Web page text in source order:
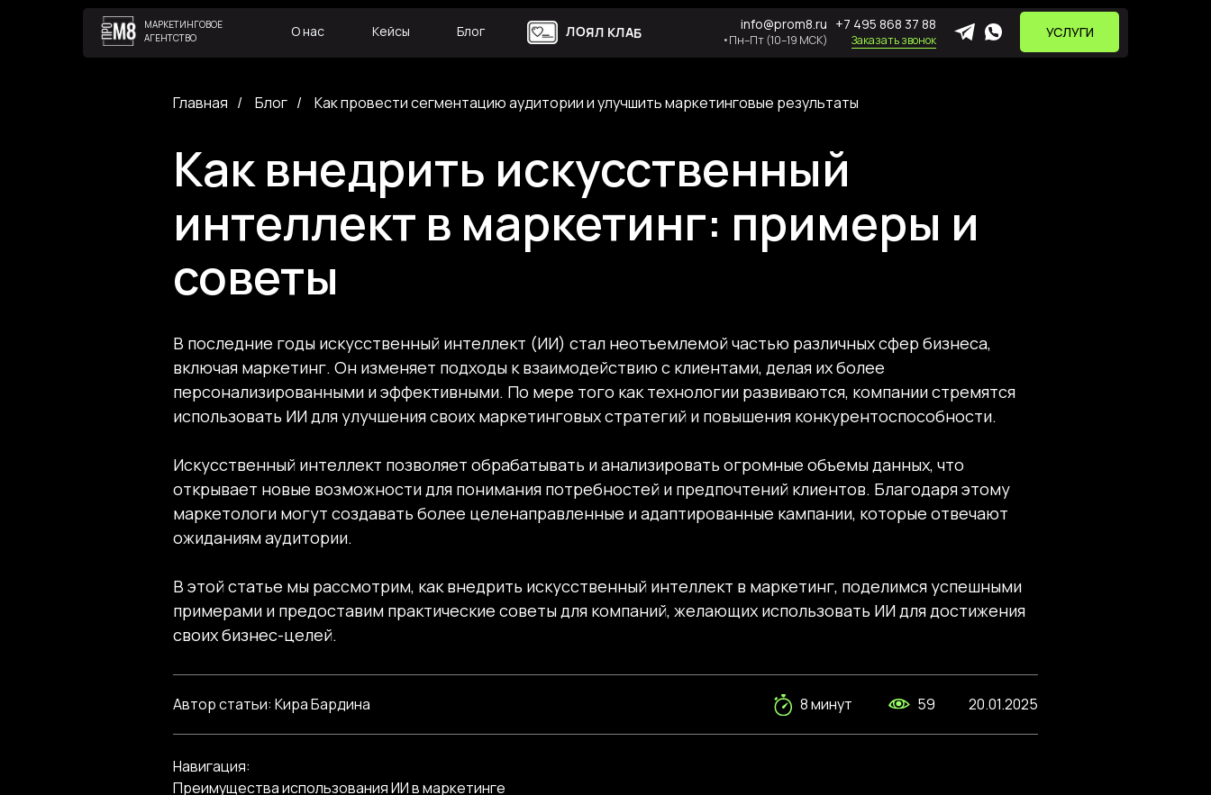
МАРКЕТИНГОВОЕ
АГЕНТСТВО
О нас Кейсы Блог ЛОЯЛ КЛАБ +7 495 868 37 88
Заказать звонок
info@prom8.ru
•Пн–Пт (10–19 МСК) УСЛУГИ
Главная / Блог / Как провести сегментацию аудитории и улучшить маркетинговые результаты
Как внедрить искусственный
интеллект в маркетинг: примеры и
советы
В последние годы искусственный интеллект (ИИ) стал неотъемлемой частью различных сфер бизнеса,
включая маркетинг. Он изменяет подходы к взаимодействию с клиентами, делая их более
персонализированными и эффективными. По мере того как технологии развиваются, компании стремятся
использовать ИИ для улучшения своих маркетинговых стратегий и повышения конкурентоспособности.
Искусственный интеллект позволяет обрабатывать и анализировать огромные объемы данных, что
открывает новые возможности для понимания потребностей и предпочтений клиентов. Благодаря этому
маркетологи могут создавать более целенаправленные и адаптированные кампании, которые отвечают
ожиданиям аудитории.
В этой статье мы рассмотрим, как внедрить искусственный интеллект в маркетинг, поделимся успешными
примерами и предоставим практические советы для компаний, желающих использовать ИИ для достижения
своих бизнес-целей.
Автор статьи: Кира Бардина 20.01.2025
8 минут 59
Навигация:
Преимущества использования ИИ в маркетинге